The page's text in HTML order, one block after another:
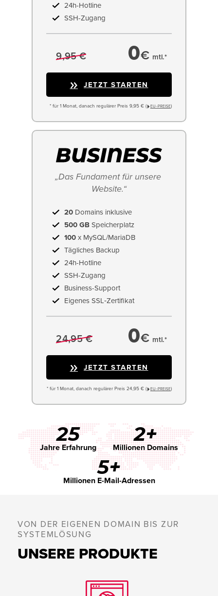
24h-Hotline
SSH-Zugang
9,95 € 0€ mtl.*
JETZT STARTEN
* für 1 Monat, danach regulärer Preis 9,95 € ( EU−PREISE)
„Das Fundament für unsere
Website.“
20 Domains inklusive
500 GB Speicherplatz
100 x MySQL/MariaDB
Tägliches Backup
24h-Hotline
SSH-Zugang
Business-Support
Eigenes SSL‑Zertifikat
24,95 € 0€ mtl.*
JETZT STARTEN
* für 1 Monat, danach regulärer Preis 24,95 € ( EU−PREISE)
25
Jahre Erfahrung
2+
Millionen Domains
5+
Millionen E-Mail-Adressen
VON DER EIGENEN DOMAIN BIS ZUR
SYSTEMLÖSUNG
UNSERE PRODUKTE